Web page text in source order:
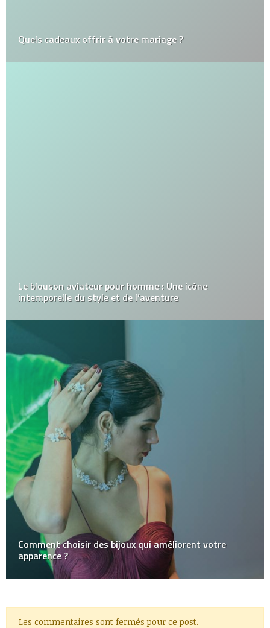
Quels cadeaux offrir à votre mariage ?
Le blouson aviateur pour homme : Une icône
intemporelle du style et de l’aventure
Comment choisir des bijoux qui améliorent votre
apparence ?
Les commentaires sont fermés pour ce post.